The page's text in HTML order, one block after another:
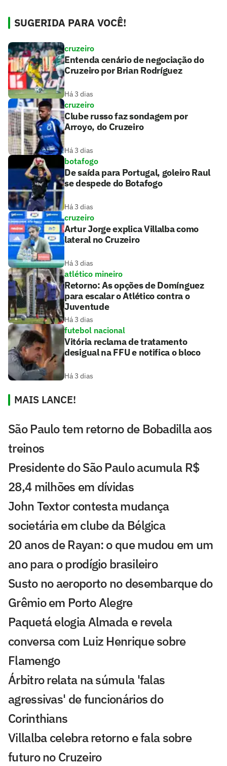
SUGERIDA PARA VOCÊ!
cruzeiro
Entenda cenário de negociação do
Cruzeiro por Brian Rodríguez
Há 3 dias
cruzeiro
Clube russo faz sondagem por
Arroyo, do Cruzeiro
Há 3 dias
botafogo
De saída para Portugal, goleiro Raul
se despede do Botafogo
Há 3 dias
cruzeiro
Artur Jorge explica Villalba como
lateral no Cruzeiro
Há 3 dias
atlético mineiro
Retorno: As opções de Domínguez
para escalar o Atlético contra o
Juventude
Há 3 dias
futebol nacional
Vitória reclama de tratamento
desigual na FFU e notifica o bloco
Há 3 dias
MAIS LANCE!
São Paulo tem retorno de Bobadilla aos
treinos
Presidente do São Paulo acumula R$
28,4 milhões em dívidas
John Textor contesta mudança
societária em clube da Bélgica
20 anos de Rayan: o que mudou em um
ano para o prodígio brasileiro
Susto no aeroporto no desembarque do
Grêmio em Porto Alegre
Paquetá elogia Almada e revela
conversa com Luiz Henrique sobre
Flamengo
Árbitro relata na súmula 'falas
agressivas' de funcionários do
Corinthians
Villalba celebra retorno e fala sobre
futuro no Cruzeiro